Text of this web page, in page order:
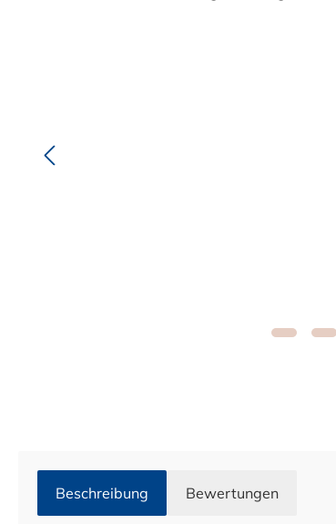
Beschreibung Bewertungen